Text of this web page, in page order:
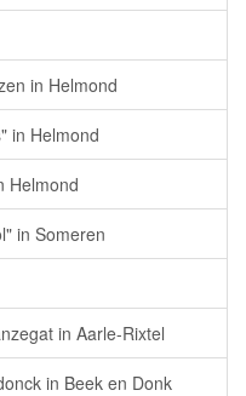
in Helmond
in Helmond
Helmond
in Someren
in Aarle-Rixtel
in Beek en Donk